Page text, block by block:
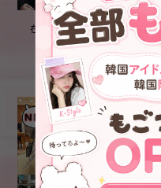
在庫少なめ！★RIIZE アント
ン 着用！！【GLOWNY】
URBAN SUEDE JUMPER
(BLACK)
¥36,600